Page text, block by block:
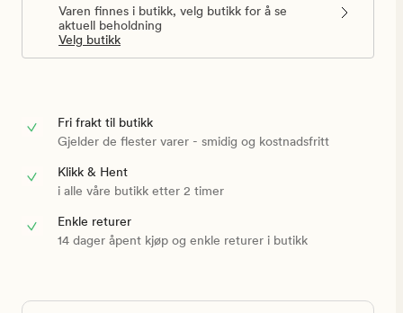
Varen finnes i butikk, velg butikk for å se
aktuell beholdning
Velg butikk
Fri frakt til butikk
Gjelder de flester varer - smidig og kostnadsfritt
Klikk & Hent
i alle våre butikk etter 2 timer
Enkle returer
14 dager åpent kjøp og enkle returer i butikk